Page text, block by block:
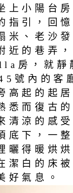
上小陽台
指引，回
米、老沙
近的巷弄
房，就靜
號內的客
高起的起
悉而復古
清涼的感
底下，一
曬得暖烘
潔白的床
好氣息。